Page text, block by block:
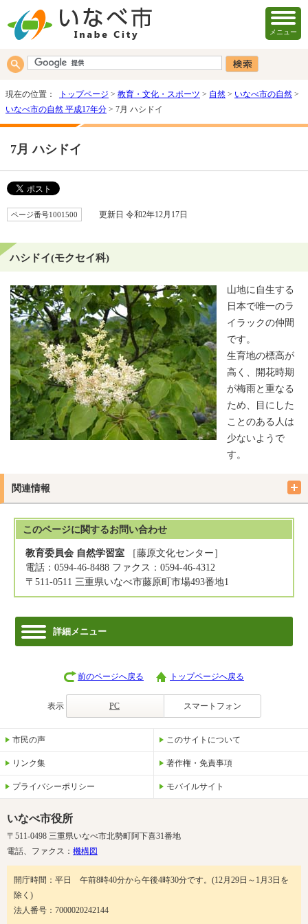
メニュー
現在の位置： トップページ > 教育・文化・スポーツ > 自然 > いなべ市の自然 >
いなべ市の自然 平成17年分 > 7月 ハシドイ
7月 ハシドイ
ページ番号1001500 更新日 令和2年12月17日
ハシドイ(モクセイ科)
山地に自生する
日本で唯一のラ
イラックの仲間
です。
生育地の標高が
高く、開花時期
が梅雨と重なる
ため、目にした
ことのある人は
少ないようで
す。
関連情報
このページに関するお問い合わせ
教育委員会 自然学習室 ［藤原文化センター］
電話：0594-46-8488 ファクス：0594-46-4312
〒511-0511 三重県いなべ市藤原町市場493番地1
詳細メニュー
前のページへ戻る トップページへ戻る
表示 PC スマートフォン
市民の声 このサイトについて
リンク集 著作権・免責事項
プライバシーポリシー モバイルサイト
いなべ市役所
〒511-0498 三重県いなべ市北勢町阿下喜31番地
電話、ファクス： 機構図
開庁時間：平日 午前8時40分から午後4時30分です。(12月29日～1月3日を
除く)
法人番号：7000020242144